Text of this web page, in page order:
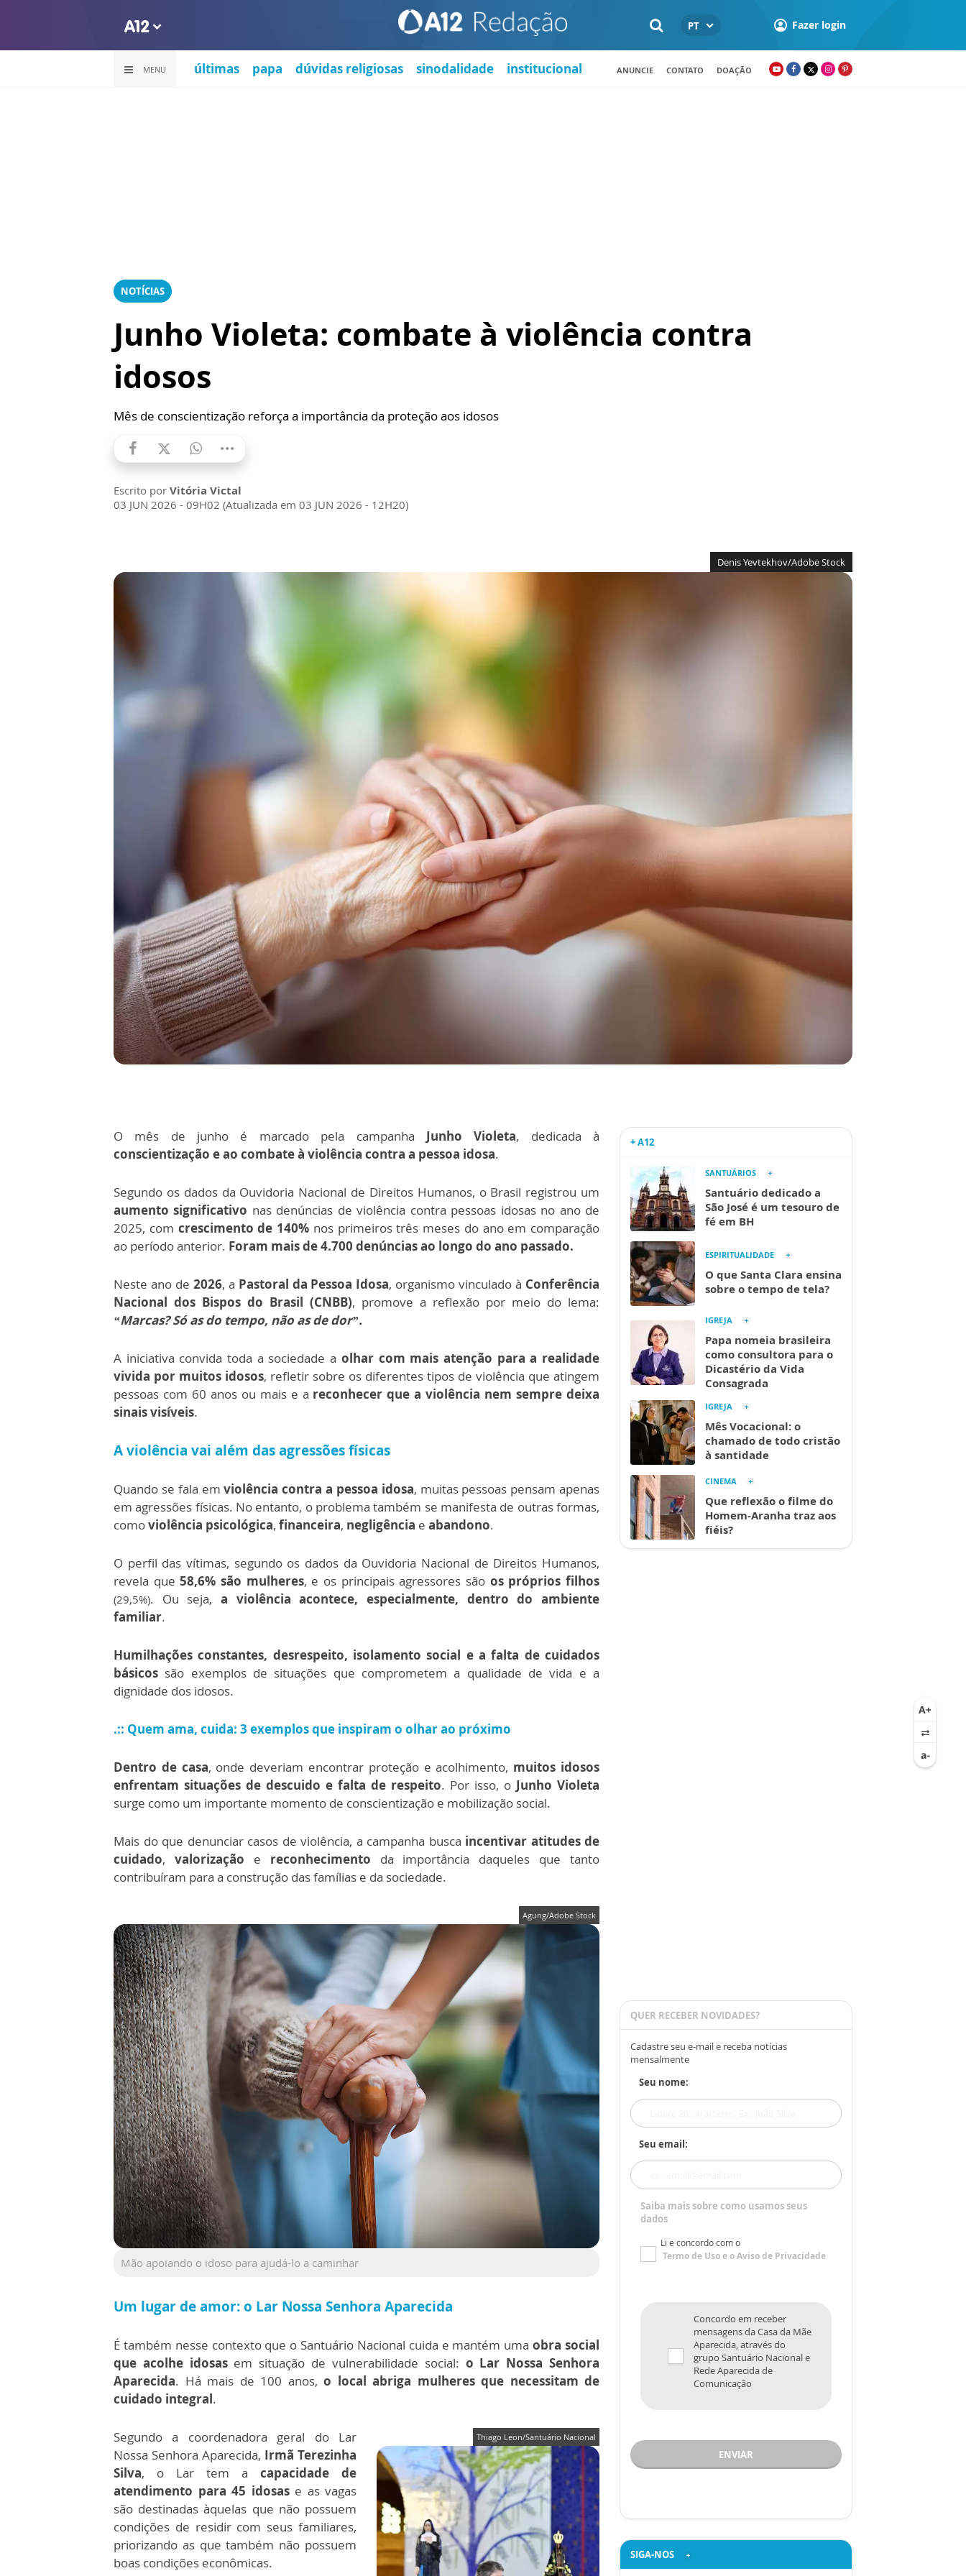
PT Fazer login
MENU últimas papa dúvidas religiosas sinodalidade institucional ANUNCIE CONTATO DOAÇÃO
NOTÍCIAS
Junho Violeta: combate à violência contra
idosos
Mês de conscientização reforça a importância da proteção aos idosos
Escrito por Vitória Victal
03 JUN 2026 - 09H02 (Atualizada em 03 JUN 2026 - 12H20)
Denis Yevtekhov/Adobe Stock
O mês de junho é marcado pela campanha Junho Violeta, dedicada à
conscientização e ao combate à violência contra a pessoa idosa.
Segundo os dados da Ouvidoria Nacional de Direitos Humanos, o Brasil registrou um
aumento significativo nas denúncias de violência contra pessoas idosas no ano de
2025, com crescimento de 140% nos primeiros três meses do ano em comparação
ao período anterior. Foram mais de 4.700 denúncias ao longo do ano passado.
Neste ano de 2026, a Pastoral da Pessoa Idosa, organismo vinculado à Conferência
Nacional dos Bispos do Brasil (CNBB), promove a reflexão por meio do lema:
“Marcas? Só as do tempo, não as de dor”.
A iniciativa convida toda a sociedade a olhar com mais atenção para a realidade
vivida por muitos idosos, refletir sobre os diferentes tipos de violência que atingem
pessoas com 60 anos ou mais e a reconhecer que a violência nem sempre deixa
sinais visíveis.
A violência vai além das agressões físicas
Quando se fala emviolência contra a pessoa idosa, muitas pessoas pensam apenas
em agressões físicas. No entanto, o problema também se manifesta de outras formas,
comoviolência psicológica, financeira, negligência e abandono.
O perfil das vítimas, segundo os dados da Ouvidoria Nacional de Direitos Humanos,
revela que58,6% são mulheres, e os principais agressores são os próprios filhos
(29,5%). Ou seja, a violência acontece, especialmente, dentro do ambiente
familiar.
Humilhações constantes, desrespeito, isolamento social e a falta de cuidados
básicos são exemplos de situações que comprometem a qualidade de vida e a
dignidade dos idosos.
.:: Quem ama, cuida: 3 exemplos que inspiram o olhar ao próximo
Dentro de casa, onde deveriam encontrar proteção e acolhimento, muitos idosos
enfrentam situações de descuido e falta de respeito. Por isso, o Junho Violeta
surge como um importante momento de conscientização e mobilização social.
Mais do que denunciar casos de violência, a campanha busca incentivar atitudes de
cuidado, valorização e reconhecimento da importância daqueles que tanto
contribuíram para a construção das famílias e da sociedade.
Agung/Adobe Stock
Mão apoiando o idoso para ajudá-lo a caminhar
Um lugar de amor: o Lar Nossa Senhora Aparecida
É também nesse contexto que o Santuário Nacional cuida e mantém uma obra social
que acolhe idosasem situação de vulnerabilidade social: o Lar Nossa Senhora
Aparecida. Há mais de 100 anos, o local abriga mulheres que necessitam de
cuidado integral.
Thiago Leon/Santuário Nacional
Segundo a coordenadora geral do Lar
Nossa Senhora Aparecida, Irmã Terezinha
Silva, o Lar tem a capacidade de
atendimento para 45 idosas e as vagas
são destinadas àquelas que não possuem
condições de residir com seus familiares,
priorizando as que também não possuem
boas condições econômicas.
+ A12
SANTUÁRIOS
Santuário dedicado a
São José é um tesouro de
fé em BH
ESPIRITUALIDADE
O que Santa Clara ensina
sobre o tempo de tela?
IGREJA
Papa nomeia brasileira
como consultora para o
Dicastério da Vida
Consagrada
IGREJA
Mês Vocacional: o
chamado de todo cristão
à santidade
CINEMA
Que reflexão o filme do
Homem-Aranha traz aos
fiéis?
QUER RECEBER NOVIDADES?
Cadastre seu e-mail e receba notícias
mensalmente
Seu nome:
Seu email:
Saiba mais sobre como usamos seus
dados
Li e concordo com o
Termo de Usoe oAviso de Privacidade
Concordo em receber
mensagens da Casa da Mãe
Aparecida, através do
grupo Santuário Nacional e
Rede Aparecida de
Comunicação
ENVIAR
SIGA-NOS